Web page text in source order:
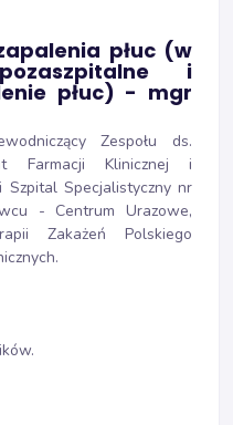
płuc (w
i
płuc) - mgr
Zespołu ds.
Farmacji Klinicznej i
Szpital Specjalistyczny nr
- Centrum Urazowe,
Zakażeń Polskiego